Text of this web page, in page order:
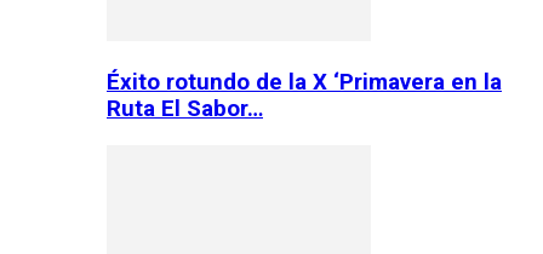
Éxito rotundo de la X ‘Primavera en la
Ruta El Sabor…